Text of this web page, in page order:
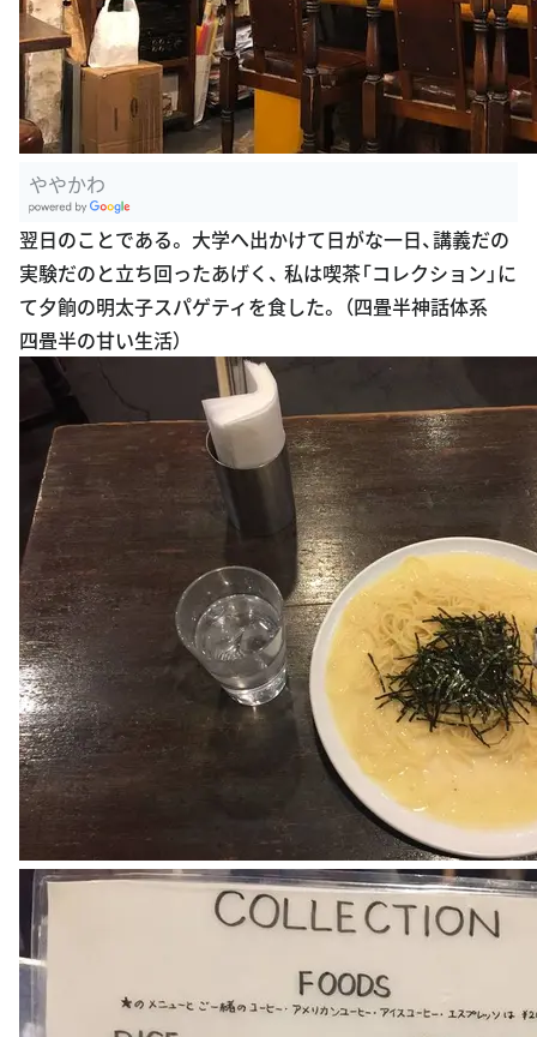
ややかわ
oogle Plac
es
翌日のことである。 大学へ出かけて日がな一日、講義だの
実験だのと立ち回ったあげく、 私は喫茶「コレクション」に
て夕餉の明太子スパゲティを食した。 （四畳半神話体系
四畳半の甘い生活）